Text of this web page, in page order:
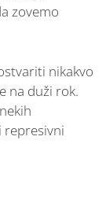
zovemo
nikakvo
na duži rok.
represivni